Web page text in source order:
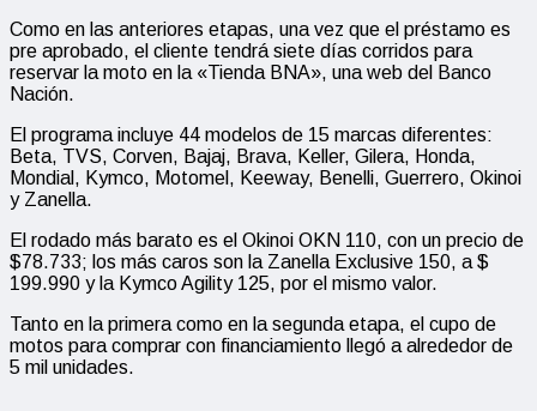
Como en las anteriores etapas, una vez que el préstamo es
pre aprobado, el cliente tendrá siete días corridos para
reservar la moto en la «Tienda BNA», una web del Banco
Nación.
El programa incluye 44 modelos de 15 marcas diferentes:
Beta, TVS, Corven, Bajaj, Brava, Keller, Gilera, Honda,
Mondial, Kymco, Motomel, Keeway, Benelli, Guerrero, Okinoi
y Zanella.
El rodado más barato es el Okinoi OKN 110, con un precio de
$78.733; los más caros son la Zanella Exclusive 150, a $
199.990 y la Kymco Agility 125, por el mismo valor.
Tanto en la primera como en la segunda etapa, el cupo de
motos para comprar con financiamiento llegó a alrededor de
5 mil unidades.